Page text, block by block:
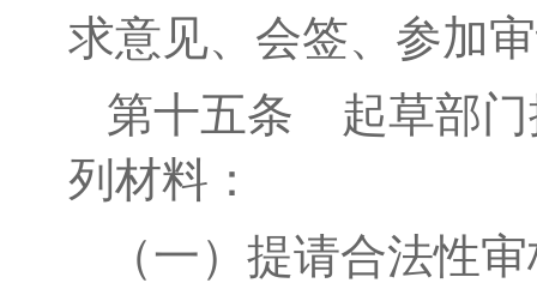
求意见、会签、参加
第十五条 起草部
列材料：
（一） 提请合法性